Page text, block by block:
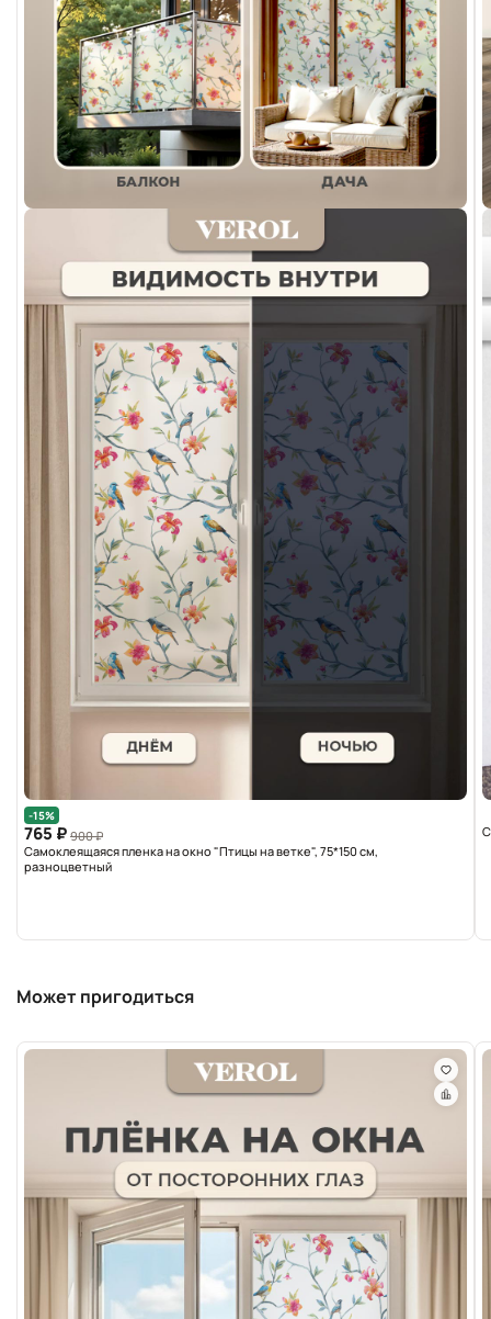
-15%
765 ₽ 900 ₽
Самоклеящаяся пленка на окно "Птицы на ветке", 75*150 см,
разноцветный
Может пригодиться